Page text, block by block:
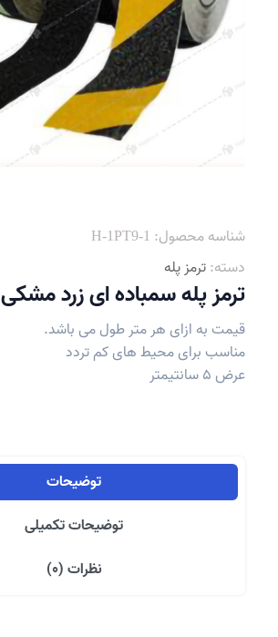
شناسه محصول: H-1PT9-1
دسته:ترمز پله
ترمز پله سمباده ای زرد مشکی 5 سانتی
قیمت به ازای هر متر طول می باشد.
مناسب برای محیط های کم تردد
عرض 5 سانتیمتر
توضیحات
توضیحات تکمیلی
نظرات (0)